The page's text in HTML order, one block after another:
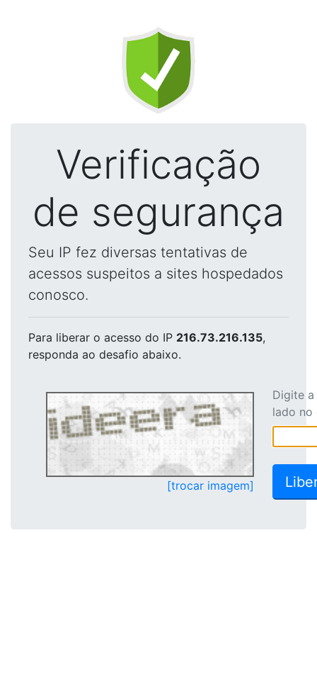
Verificação
de segurança
Seu IP fez diversas tentativas de
acessos suspeitos a sites hospedados
conosco.
Para liberar o acesso do IP 216.73.216.135,
responda ao desafio abaixo.
[trocar imagem]
Digite
lado no